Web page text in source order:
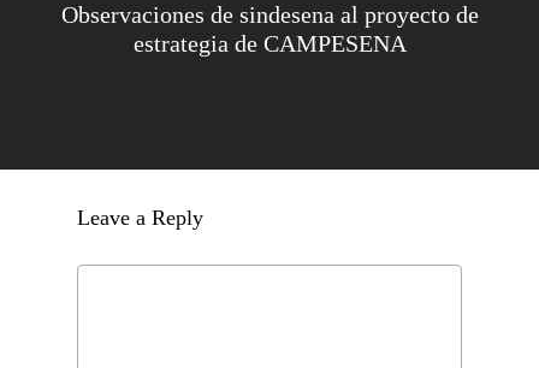
Observaciones de sindesena al proyecto de
estrategia de CAMPESENA
Leave a Reply